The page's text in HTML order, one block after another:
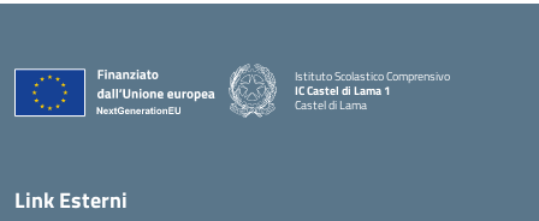
Istituto Scolastico Comprensivo
IC Castel di Lama 1
Castel di Lama
Link Esterni